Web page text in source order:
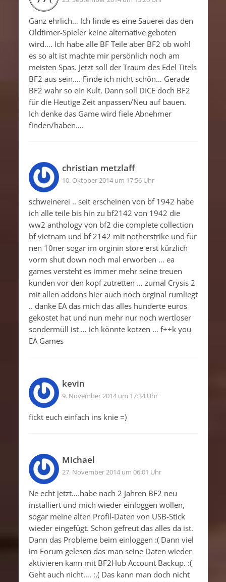
Ganz ehrlich… Ich finde es eine Sauerei das den
Oldtimer-Spieler keine alternative geboten
wird…. Ich habe alle BF Teile aber BF2 ob wohl
es so alt ist machte mir persönlich noch am
meisten Spas. Jetzt soll der Traum des Edel Titels
BF2 aus sein…. Finde ich nicht schön… Gerade
BF2 wahr so ein Kult. Dann soll DICE doch BF2
für die Heutige Zeit anpassen/Neu auf bauen.
Ich denke das Game wird fiele Abnehmer
finden/haben….
christian metzlaff
10. Oktober 2014 um 17:56 Uhr
schweinerei .. seit erscheinen von bf 1942 habe
ich alle teile bis hin zu bf2142 von 1942 die
ww2 anthology von bf2 die complete collection
bf vietnam und bf 2142 mit notherstrike und für
nen 10ner sogar im orginin store erst kürzlich
vorm shut down noch mal erworben … ea
games versteht es immer mehr seine treuen
kunden vor den kopf zutretten … zumal Crysis 2
mit allen addons hier auch noch orginal rumliegt
.. danke EA das mich das alles hunderte euros
gekostet hat und nun mehr nur noch wertloser
sondermüll ist … ich könnte kotzen … f++k you
EA Games
kevin
9. November 2014 um 17:34 Uhr
fickt euch einfach ins knie =)
Michael
27. November 2014 um 06:01 Uhr
Ne echt jetzt….habe nach 2 Jahren BF2 neu
installiert und mich wieder einloggen wollen,
sogar meine alten Profil-Daten von USB-Stick
wieder eingefügt. Schon gefreut das alles da ist.
Dann das Probleme beim einloggen :( Dann viel
im Forum gelesen das man seine Daten wieder
aktivieren kann mit BF2Hub Account Backup. :(
Geht auch nicht…. :,( Das kann man doch nicht